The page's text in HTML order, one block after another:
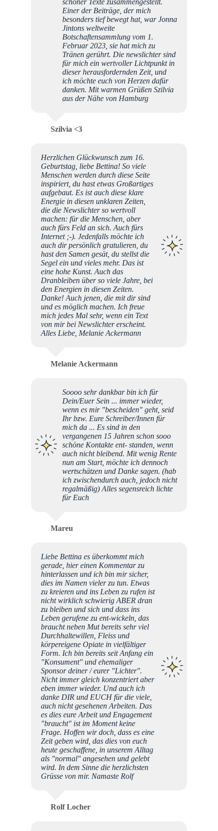
schöner Texte zusammengestellt.
Einer der Beiträge, der mich
besonders tief bewegt hat, war Jonna
Jintons weltweite
Botschaftensammlung vom 1.
Februar 2023, sie hat mich zu
Tränen gerührt. Die newslichter sind
für mich ein wertvoller Lichtpunkt in
dieser herausfordernden Zeit, und
ich möchte euch von Herzen dafür
danken. Mit warmen Grüßen Szilvia
aus der Nähe von Hamburg
Szilvia <3
Herzlichen Glückwunsch zum 16.
Geburtstag, liebe Bettina! So viele
Menschen werden durch diese Seite
inspiriert, du hast etwas Großartiges
aufgebaut. Es ist auch diese klare
Energie in diesen unklaren Zeiten,
die die Newslichter so wertvoll
machen: für die Menschen, aber
auch fürs Feld an sich. Auch fürs
Internet ;-). Jedenfalls möchte ich
auch dir persönlich gratulieren, du
hast den Samen gesät, du stellst die
Segel ein und vieles mehr. Das ist
eine hohe Kunst. Auch das
Dranbleiben über so viele Jahre, bei
den Energien in diesen Zeiten.
Danke! Auch jenen, die mit dir sind
und es möglich machen. Ich freue
mich jedes Mal sehr, wenn ein Text
von mir bei Newslichter erscheint.
Alles Liebe, Melanie Ackermann
Melanie Ackermann
Soooo sehr dankbar bin ich für
Dein/Euer Sein ... immer wieder,
wenn es mir "bescheiden" geht, seid
Ihr bzw. Eure Schreiber/Innen für
mich da ... Es sind in den
vergangenen 15 Jahren schon sooo
schöne Kontakte ent- standen, wenn
auch nicht bleibend. Mit wenig Rente
nun am Start, möchte ich dennoch
wertschätzen und Danke sagen. (hab
ich zwischendurch auch, jedoch nicht
regalmäßig) Alles segensreich lichte
für Euch
Mareu
Liebe Bettina es überkommt mich
gerade, hier einen Kommentar zu
hinterlassen und ich bin mir sicher,
dies im Namen vieler zu tun. Etwas
zu kreieren und ins Leben zu rufen ist
nicht wirklich schwierig ABER dran
zu bleiben und sich und dass ins
Leben gerufene zu ent-wickeln, das
braucht neben Mut bereits sehr viel
Durchhaltewillen, Fleiss und
körpereigene Opiate in vielfältiger
Form. Ich bin bereits seit Anfang ein
"Konsument" und ehemaliger
Sponsor deiner / eurer "Lichter".
Nicht immer gleich konzentriert aber
eben immer wieder. Und auch ich
danke DIR und EUCH für die viele,
auch nicht gesehenen Arbeiten. Das
es dies eure Arbeit und Engagement
"braucht" ist im Moment keine
Frage. Hoffen wir doch, dass es eine
Zeit geben wird, das dies von euch
heute geschaffene, in unserem Alltag
als "normal" angesehen und gelebt
wird. In dem Sinne die herzlichsten
Grüsse von mir. Namaste Rolf
Rolf Locher